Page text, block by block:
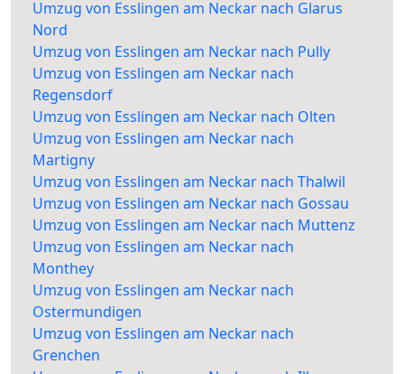
Umzug von Esslingen am Neckar nach Glarus
Nord
Umzug von Esslingen am Neckar nach Pully
Umzug von Esslingen am Neckar nach
Regensdorf
Umzug von Esslingen am Neckar nach Olten
Umzug von Esslingen am Neckar nach
Martigny
Umzug von Esslingen am Neckar nach Thalwil
Umzug von Esslingen am Neckar nach Gossau
Umzug von Esslingen am Neckar nach Muttenz
Umzug von Esslingen am Neckar nach
Monthey
Umzug von Esslingen am Neckar nach
Ostermundigen
Umzug von Esslingen am Neckar nach
Grenchen